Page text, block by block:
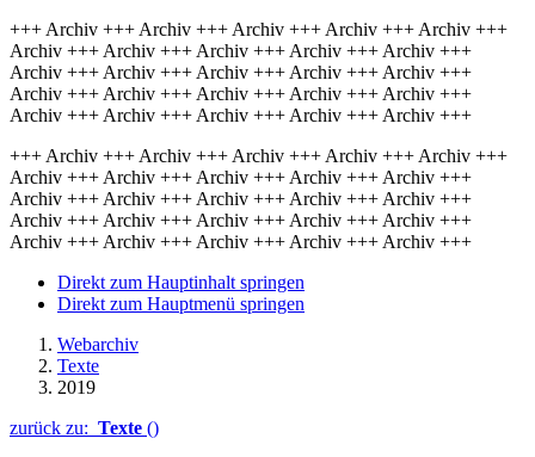
+++ Archiv +++ Archiv +++ Archiv +++ Archiv +++ Archiv +++
Archiv +++ Archiv +++ Archiv +++ Archiv +++ Archiv +++
Archiv +++ Archiv +++ Archiv +++ Archiv +++ Archiv +++
Archiv +++ Archiv +++ Archiv +++ Archiv +++ Archiv +++
Archiv +++ Archiv +++ Archiv +++ Archiv +++ Archiv +++
+++ Archiv +++ Archiv +++ Archiv +++ Archiv +++ Archiv +++
Archiv +++ Archiv +++ Archiv +++ Archiv +++ Archiv +++
Archiv +++ Archiv +++ Archiv +++ Archiv +++ Archiv +++
Archiv +++ Archiv +++ Archiv +++ Archiv +++ Archiv +++
Archiv +++ Archiv +++ Archiv +++ Archiv +++ Archiv +++
Direkt zum Hauptinhalt springen
Direkt zum Hauptmenü springen
Webarchiv
Texte
2019
zurück zu: Texte ()